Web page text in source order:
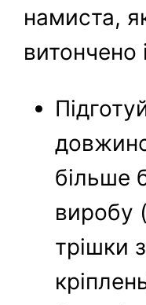
намиста,
витончено
більше
виробу
трішки